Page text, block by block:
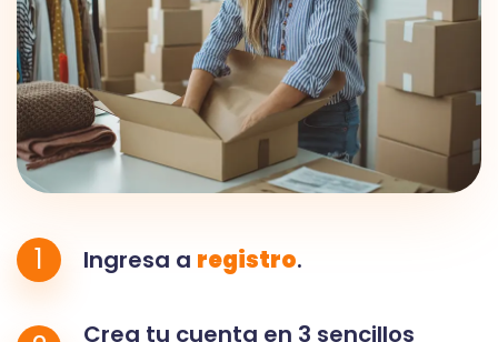
1 Ingresa a registro.
Crea tu cuenta en 3 sencillos